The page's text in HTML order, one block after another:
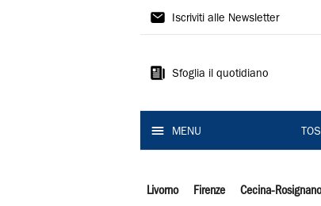
Il
Iscriviti alle Newsletter
Sfoglia il quotidiano
MENU
Livorno Firenze Cecina-Rosignano